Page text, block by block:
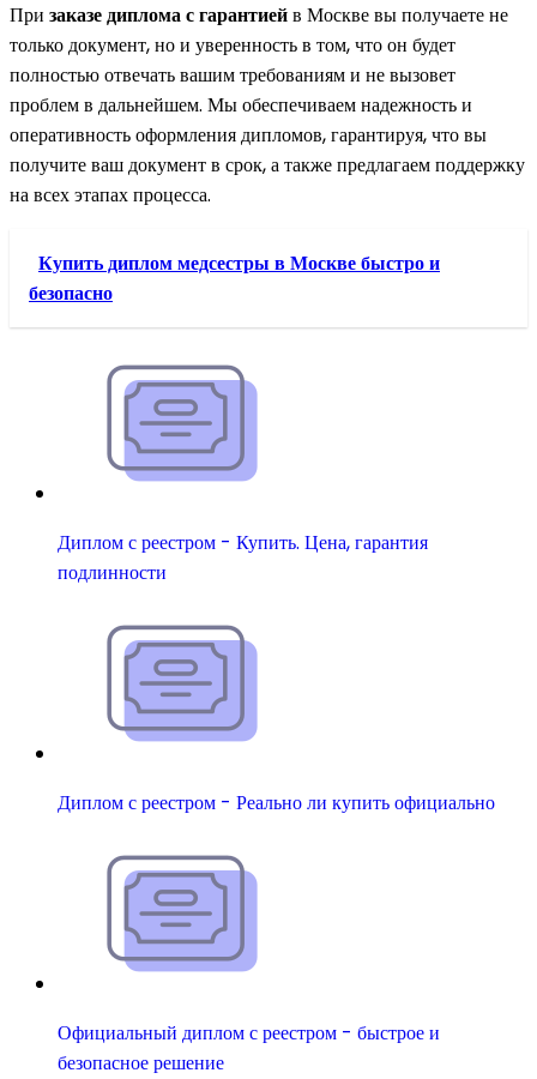
При заказе диплома с гарантиейв Москве вы получаете не
только документ, но и уверенность в том, что он будет
полностью отвечать вашим требованиям и не вызовет
проблем в дальнейшем. Мы обеспечиваем надежность и
оперативность оформления дипломов, гарантируя, что вы
получите ваш документ в срок, а также предлагаем поддержку
на всех этапах процесса.
Купить диплом медсестры в Москве быстро и
безопасно
Диплом с реестром - Купить. Цена, гарантия
подлинности
Диплом с реестром - Реально ли купить официально
Официальный диплом с реестром - быстрое и
безопасное решение